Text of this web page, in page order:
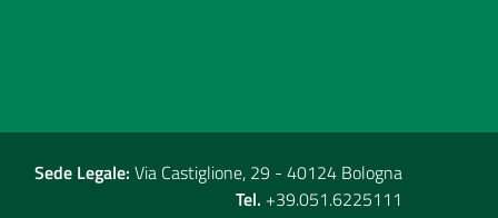
Sede Legale: Via Castiglione, 29 - 40124 Bologna
Tel. +39.051.6225111